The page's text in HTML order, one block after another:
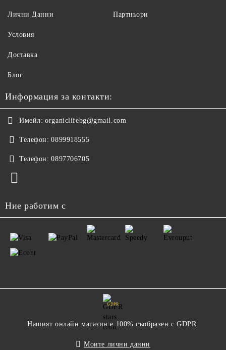
Лични Данни
Условия
Доставка
Блог
Партньори
Информация за контакти:
Имейл: organiclifebg@gmail.com
Телефон: 0899918555
Телефон: 0897706705
Ние работим с
GDPR
Нашият онлайн магазин е 100% съобразен с GDPR.
Моите лични данни